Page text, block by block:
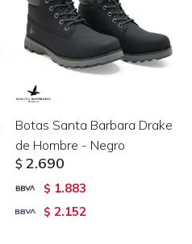
Botas Santa Barbara Drake
de Hombre - Negro
$ 2.690
$ 1.883
$ 2.152